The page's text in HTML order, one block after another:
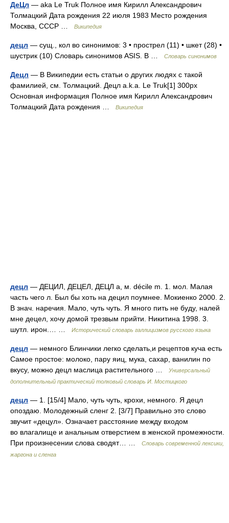
ДеЦл — aka Le Truk Полное имя Кирилл Александрович
Толмацкий Дата рождения 22 июля 1983 Место рождения
Москва, СССР …
Википедия
децл — сущ., кол во синонимов: 3 • прострел (11) • шкет (28) •
шустрик (10) Словарь синонимов ASIS. В …
Словарь синонимов
Децл — В Википедии есть статьи о других людях с такой
фамилией, см. Толмацкий. Децл a.k.a. Le Truk[1] 300px
Основная информация Полное имя Кирилл Александрович
Толмацкий Дата рождения …
Википедия
децл — ДЕЦИЛ, ДЕЦЕЛ, ДЕЦЛ а, м. décile m. 1. мол. Малая
часть чего л. Был бы хоть на децил поумнее. Мокиенко 2000. 2.
В знач. наречия. Мало, чуть чуть. Я много пить не буду, налей
мне децел, хочу домой трезвым прийти. Никитина 1998. 3.
шутл. ирон.… …
Исторический словарь галлицизмов русского языка
децл — немного Блинчики легко сделать,и рецептов куча есть
Самое простое: молоко, пару яиц, мука, сахар, ванилин по
вкусу, можно децл маслица растительного …
Универсальный
дополнительный практический толковый словарь И. Мостицкого
децл — 1. [15/4] Мало, чуть чуть, крохи, немного. Я децл
опоздаю. Молодежный сленг 2. [3/7] Правильно это слово
звучит «децул». Означает расстояние между входом
во влагалище и анальным отверстием в женской промежности.
При произнесении слова сводят… …
Cловарь современной лексики,
жаргона и сленга